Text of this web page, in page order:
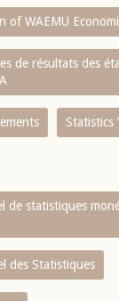
of WAEMU
de résultats des
Statistics
de statistiques
des Statistiques